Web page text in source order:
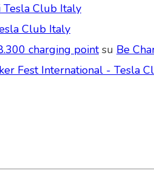
Tesla Club Italy
Club Italy
charging pointsu Be
Fest International - Tesla